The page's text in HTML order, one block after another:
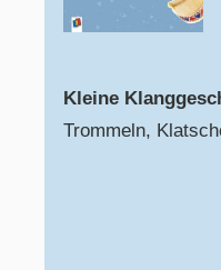
Kleine
Trommeln,